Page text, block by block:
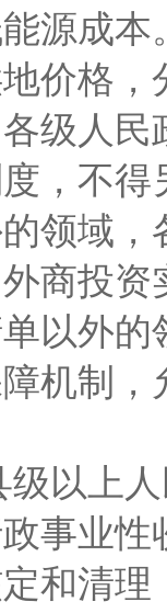
源成
价格
人民政
，不
领域
投资实
以外
机制
上人
事业
和清